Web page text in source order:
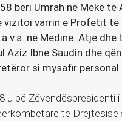
bëri Umrah në Mekë të
vizitoi varrin e Profetit të
në Medinë. Atje dhe
Aziz Ibne Saudin dhe
si mysafir personal
u bë Zëvendëspresidenti i
të Drejtësisë